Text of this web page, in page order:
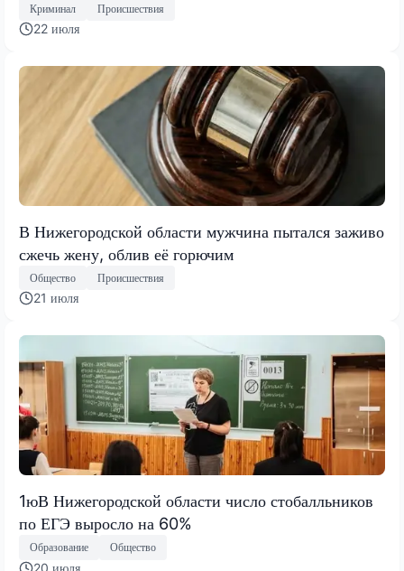
Криминал Происшествия
22 июля
В Нижегородской области мужчина пытался заживо
сжечь жену, облив её горючим
Общество Происшествия
21 июля
1юВ Нижегородской области число стобалльников
по ЕГЭ выросло на 60%
Образование Общество
20 июля